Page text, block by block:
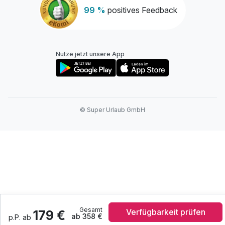
p.P. ab 179 € Gesamt
ab 358 € Verfügbarkeit prüfen
99 % positives Feedback
Nutze jetzt unsere App
© Super Urlaub GmbH